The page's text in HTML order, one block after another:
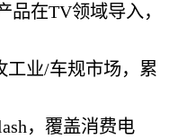
品在TV领域导入，
工业/车规市场，累
，覆盖消费电